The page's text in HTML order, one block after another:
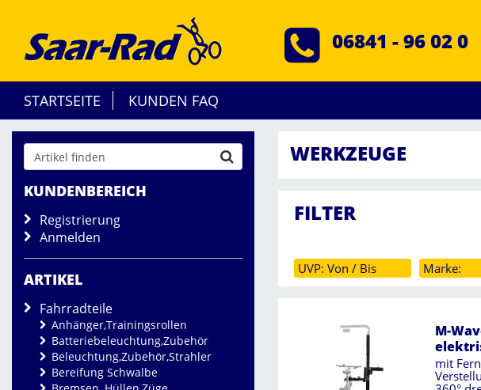
06841 - 96 02 0
STARTSEITE KUNDEN FAQ
KUNDENBEREICH
Registrierung
Anmelden
ARTIKEL
Fahrradteile
Anhänger,Trainingsrollen
Batteriebeleuchtung,Zubehör
Beleuchtung,Zubehör,Strahler
Bereifung Schwalbe
WERKZEUGE
FILTER
UVP: Von / Bis Marke:
M-
mit